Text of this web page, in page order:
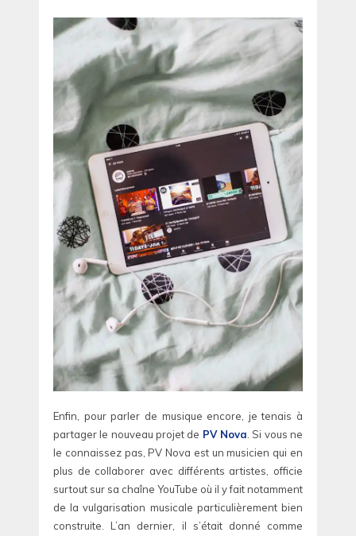
Enfin, pour parler de musique encore, je tenais à
partager le nouveau projet de PV Nova . Si vous ne
le connaissez pas, PV Nova est un musicien qui en
plus de collaborer avec différents artistes, officie
surtout sur sa chaîne YouTube où il y fait notamment
de la vulgarisation musicale particulièrement bien
construite. L’an dernier, il s’était donné comme